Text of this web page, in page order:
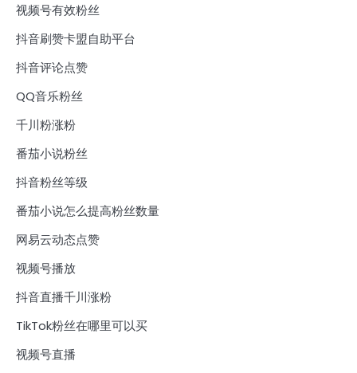
视频号有效粉丝
抖音刷赞卡盟自助平台
抖音评论点赞
QQ音乐粉丝
千川粉涨粉
番茄小说粉丝
抖音粉丝等级
番茄小说怎么提高粉丝数量
网易云动态点赞
视频号播放
抖音直播千川涨粉
TikTok粉丝在哪里可以买
视频号直播